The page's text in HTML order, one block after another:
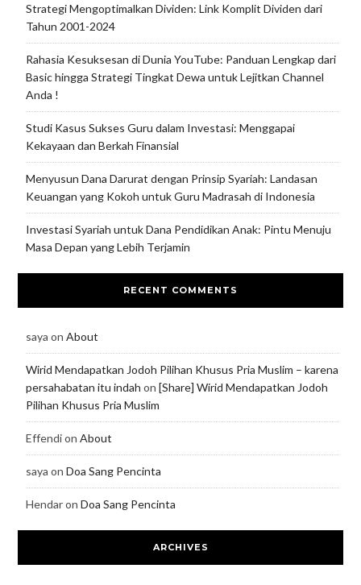
Strategi Mengoptimalkan Dividen: Link Komplit Dividen dari
Tahun 2001-2024
Rahasia Kesuksesan di Dunia YouTube: Panduan Lengkap dari
Basic hingga Strategi Tingkat Dewa untuk Lejitkan Channel
Anda !
Studi Kasus Sukses Guru dalam Investasi: Menggapai
Kekayaan dan Berkah Finansial
Menyusun Dana Darurat dengan Prinsip Syariah: Landasan
Keuangan yang Kokoh untuk Guru Madrasah di Indonesia
Investasi Syariah untuk Dana Pendidikan Anak: Pintu Menuju
Masa Depan yang Lebih Terjamin
RECENT COMMENTS
saya on About
Wirid Mendapatkan Jodoh Pilihan Khusus Pria Muslim – karena
persahabatan itu indah on [Share] Wirid Mendapatkan Jodoh
Pilihan Khusus Pria Muslim
Effendion About
saya on Doa Sang Pencinta
Hendaron Doa Sang Pencinta
ARCHIVES